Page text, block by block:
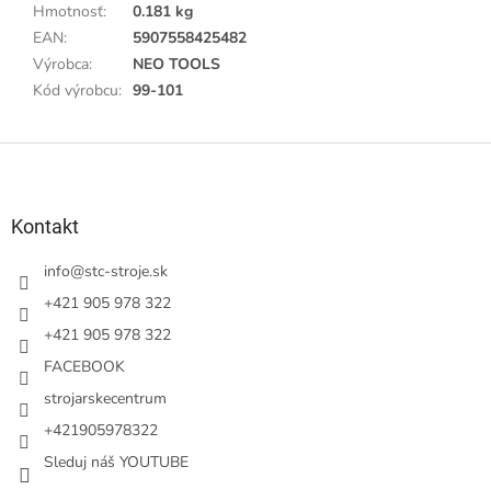
Hmotnosť:
0.181 kg
EAN:
5907558425482
Výrobca:
NEO TOOLS
Kód výrobcu: 99-101
Kontakt
info@stc-stroje.sk
+421 905 978 322
+421 905 978 322
FACEBOOK
strojarskecentrum
+421905978322
Sleduj náš YOUTUBE